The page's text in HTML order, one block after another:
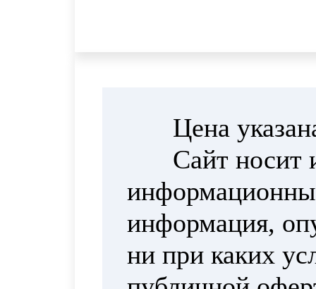
Цена
Сайт носит
информация,
ни при каких